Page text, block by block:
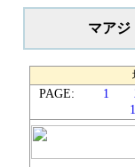
マアジ
PAGE: 1